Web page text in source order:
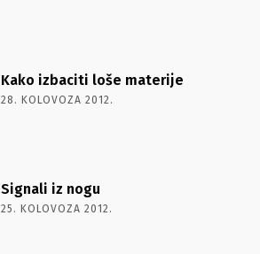
Kako izbaciti loše materije
28. KOLOVOZA 2012.
Signali iz nogu
25. KOLOVOZA 2012.